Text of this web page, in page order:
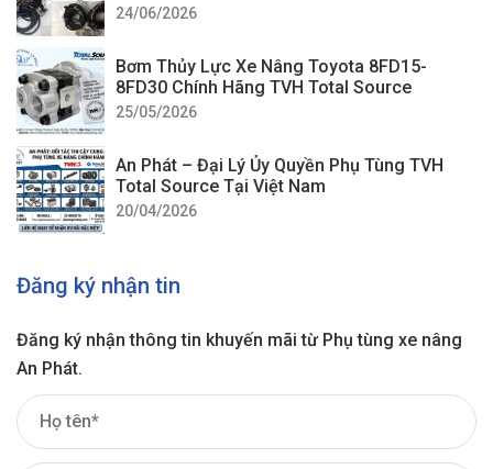
24/06/2026
Bơm Thủy Lực Xe Nâng Toyota 8FD15-
8FD30 Chính Hãng TVH Total Source
25/05/2026
An Phát – Đại Lý Ủy Quyền Phụ Tùng TVH
Total Source Tại Việt Nam
20/04/2026
Đăng ký nhận tin
Đăng ký nhận thông tin khuyến mãi từ Phụ tùng xe nâng
An Phát.